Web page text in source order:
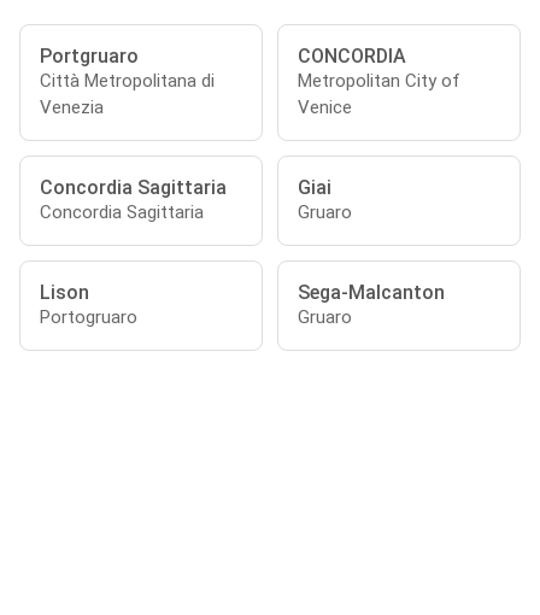
Portgruaro
Città Metropolitana di
Venezia
CONCORDIA
Metropolitan City of
Venice
Concordia Sagittaria
Concordia Sagittaria
Giai
Gruaro
Lison
Portogruaro
Sega-Malcanton
Gruaro